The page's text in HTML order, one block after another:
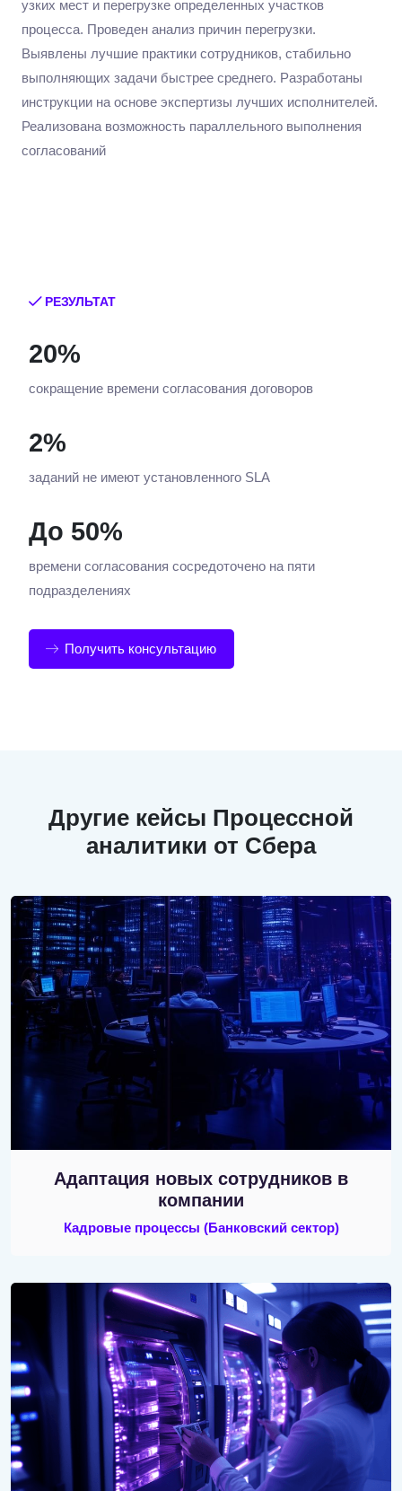
узких мест и перегрузке определенных участков
процесса. Проведен анализ причин перегрузки.
Выявлены лучшие практики сотрудников, стабильно
выполняющих задачи быстрее среднего. Разработаны
инструкции на основе экспертизы лучших исполнителей.
Реализована возможность параллельного выполнения
согласований
РЕЗУЛЬТАТ
20%
сокращение времени согласования договоров
2%
заданий не имеют установленного SLA
До 50%
времени согласования сосредоточено на пяти
подразделениях
Получить консультацию
Другие кейсы Процессной
аналитики от Сбера
Адаптация новых сотрудников в
компании
Кадровые процессы (Банковский сектор)